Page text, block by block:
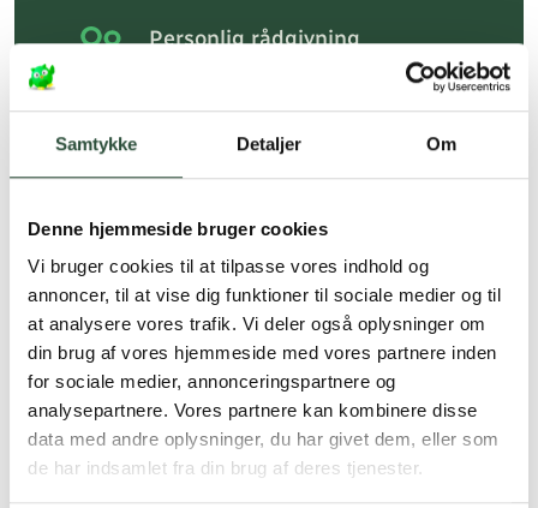
Samtykke Detaljer Om
Denne hjemmeside bruger cookies
Vi bruger cookies til at tilpasse vores indhold og
annoncer, til at vise dig funktioner til sociale medier og til
at analysere vores trafik. Vi deler også oplysninger om
din brug af vores hjemmeside med vores partnere inden
for sociale medier, annonceringspartnere og
analysepartnere. Vores partnere kan kombinere disse
data med andre oplysninger, du har givet dem, eller som
de har indsamlet fra din brug af deres tjenester.
Personlig rådgivning
Hurtig levering (30 min. i Kbh)
Faste lave priser*
*Gælder ikke ernæringsprodukter.
Stort udvalg af kendte
produkter
Vi tilbyder et stort udvalg af kendte
cremer, vitaminer og andre spændende
produkter – altid til fast lav pris.
Læs mere om Uglecare.dk her